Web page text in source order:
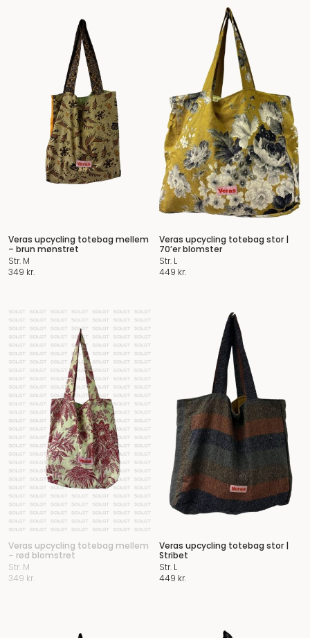
Veras upcycling totebag mellem
– brun mønstret
Str. M
349 kr.
Veras upcycling totebag stor |
70’er blomster
Str. L
449 kr.
Veras upcycling totebag mellem
– rød blomstret
Str. M
349 kr.
Veras upcycling totebag stor |
Stribet
Str. L
449 kr.